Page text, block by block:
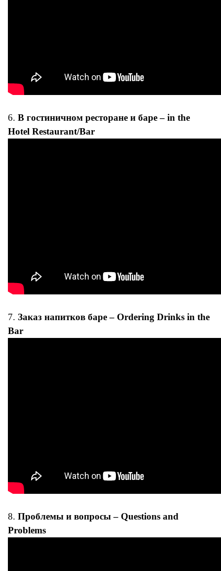
6. В гостиничном ресторане и баре – in the
Hotel Restaurant/Bar
7. Заказ напитков баре – Ordering Drinks in the
Bar
8. Проблемы и вопросы – Questions and
Problems